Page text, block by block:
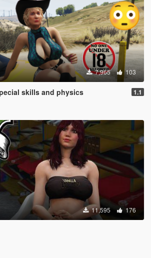
7,965 103
skills and physics 1.1
11,595 176